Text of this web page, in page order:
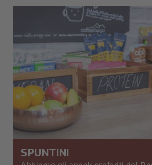
SPUNTINI